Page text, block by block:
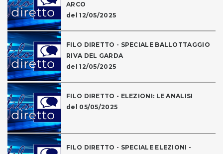
ARCO
del 12/05/2025
FILO DIRETTO - SPECIALE BALLOTTAGGIO
RIVA DEL GARDA
del 12/05/2025
FILO DIRETTO - ELEZIONI: LE ANALISI
del 05/05/2025
FILO DIRETTO - SPECIALE ELEZIONI -